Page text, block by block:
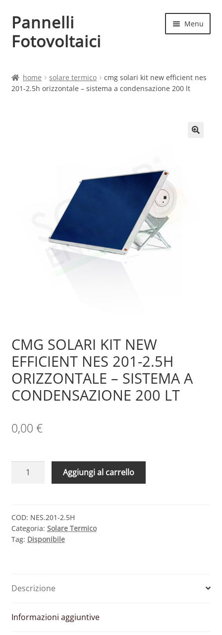
Vai
alla
navigazione
Vai
al
contenuto
Pannelli
Fotovoltaici
Menu
Cart
Sample Page
home solare termico
cmg solari kit new efficient nes
201-2.5h orizzontale – sistema a condensazione 200 lt
CMG SOLARI KIT NEW
EFFICIENT NES 201-2.5H
ORIZZONTALE – SISTEMA A
CONDENSAZIONE 200 LT
0,00 €
CMG
EFFICIENT
NES
201-
SISTEMA
CONDENSAZIONE
Aggiungi al carrello
COD: NES.201-2.5H
Categoria: Solare Termico
Tag: Disponibile
Descrizione
Informazioni aggiuntive